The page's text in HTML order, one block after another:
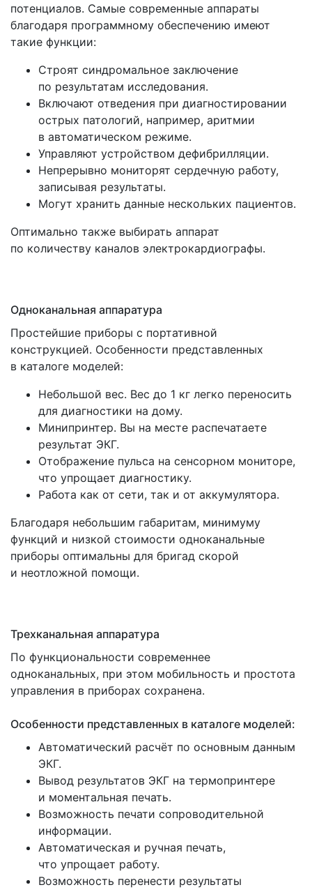
потенциалов. Самые современные аппараты
благодаря программному обеспечению имеют
такие функции:
Строят синдромальное заключение
по результатам исследования.
Включают отведения при диагностировании
острых патологий, например, аритмии
в автоматическом режиме.
Управляют устройством дефибрилляции.
Непрерывно мониторят сердечную работу,
записывая результаты.
Могут хранить данные нескольких пациентов.
Оптимально также выбирать аппарат
по количеству каналов электрокардиографы.
Одноканальная аппаратура
Простейшие приборы с портативной
конструкцией. Особенности представленных
в каталоге моделей:
Небольшой вес. Вес до 1 кг легко переносить
для диагностики на дому.
Минипринтер. Вы на месте распечатаете
результат ЭКГ.
Отображение пульса на сенсорном мониторе,
что упрощает диагностику.
Работа как от сети, так и от аккумулятора.
Благодаря небольшим габаритам, минимуму
функций и низкой стоимости одноканальные
приборы оптимальны для бригад скорой
и неотложной помощи.
Трехканальная аппаратура
По функциональности современнее
одноканальных, при этом мобильность и простота
управления в приборах сохранена.
Особенности представленных в каталоге моделей:
Автоматический расчёт по основным данным
ЭКГ.
Вывод результатов ЭКГ на термопринтере
и моментальная печать.
Возможность печати сопроводительной
информации.
Автоматическая и ручная печать,
что упрощает работу.
Возможность перенести результаты